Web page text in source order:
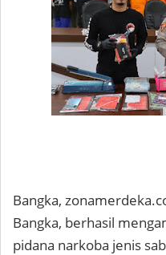
Bangka,
Bangka, berhasil
pidana narkoba jenis